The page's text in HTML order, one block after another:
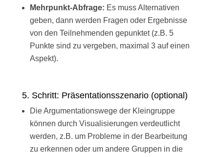
Mehrpunkt-Abfrage: Es muss Alternativen
geben, dann werden Fragen oder Ergebnisse
von den Teilnehmenden gepunktet (z.B. 5
Punkte sind zu vergeben, maximal 3 auf einen
Aspekt).
5. Schritt: Präsentationsszenario (optional)
Die Argumentationswege der Kleingruppe
können durch Visualisierungen verdeutlicht
werden, z.B. um Probleme in der Bearbeitung
zu erkennen oder um andere Gruppen in die